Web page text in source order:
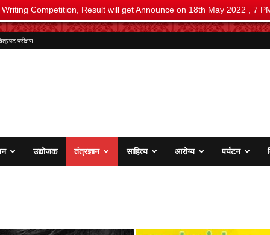
Competition, Result will get Announce on 18th May 2022 , 7
परीक्षण
उद्योजक तंत्रज्ञान साहित्य आरोग्य पर्यटन